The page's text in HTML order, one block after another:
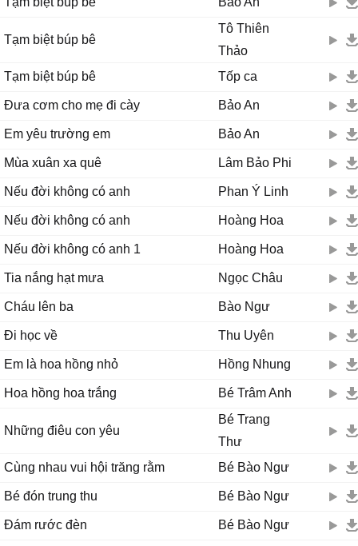
Tạm biệt búp bê
Tô Thiên
Thảo
Tạm biệt búp bê
Tốp ca
Đưa cơm cho mẹ đi cày Bảo An
Em yêu trường em Bảo An
Mùa xuân xa quê Lâm Bảo Phi
Nếu đời không có anh Phan Ý Linh
Nếu đời không có anh Hoàng Hoa
Nếu đời không có anh 1 Hoàng Hoa
Tia nắng hạt mưa Ngọc Châu
Cháu lên ba Bào Ngư
Đi học về Thu Uyên
Em là hoa hồng nhỏ Hồng Nhung
Hoa hồng hoa trắng Bé Trâm Anh
Những điêu con yêu
Bé Trang
Thư
Cùng nhau vui hội trăng rằm
Bé Bào Ngư
Bé đón trung thu Bé Bào Ngư
Đám rước đèn Bé Bào Ngư